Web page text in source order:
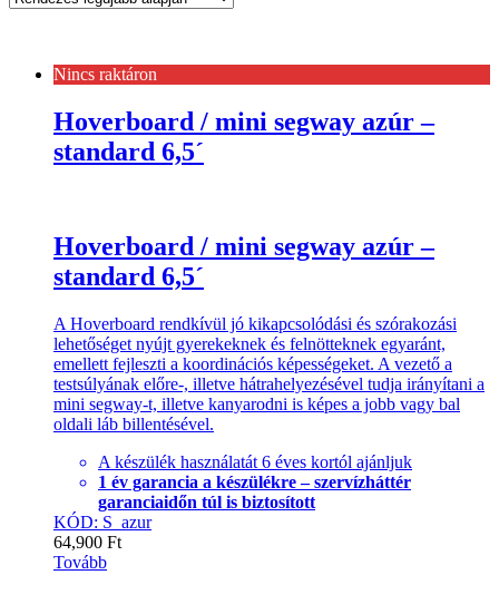
Nincs raktáron
Hoverboard / mini segway azúr –
standard 6,5´
Hoverboard / mini segway azúr –
standard 6,5´
A Hoverboard rendkívül jó kikapcsolódási és szórakozási
lehetőséget nyújt gyerekeknek és felnötteknek egyaránt,
emellett fejleszti a koordinációs képességeket. A vezető a
testsúlyának előre-, illetve hátrahelyezésével tudja irányítani a
mini segway-t, illetve kanyarodni is képes a jobb vagy bal
oldali láb billentésével.
A készülék használatát 6 éves kortól ajánljuk
1 év garancia a készülékre – szervízháttér
garanciaidőn túl is biztosított
KÓD: S_azur
64,900 Ft
Tovább